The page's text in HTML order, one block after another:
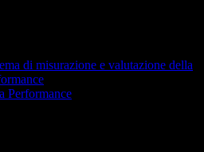
di misurazione e valutazione della
Performance